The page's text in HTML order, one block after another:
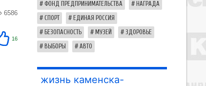
6586
16
ФОНД ПРЕДПРИНИМАТЕЛЬСТВА НАГРАДА
СПОРТ ЕДИНАЯ РОССИЯ
БЕЗОПАСНОСТЬ МУЗЕЙ ЗДОРОВЬЕ
ВЫБОРЫ АВТО
жизнь каменска-